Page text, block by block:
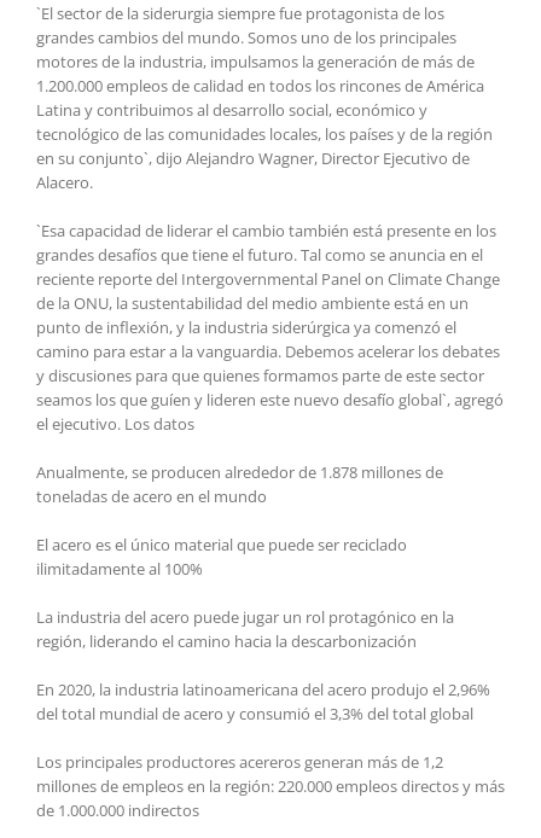
`El sector de la siderurgia siempre fue protagonista de los
grandes cambios del mundo. Somos uno de los principales
motores de la industria, impulsamos la generación de más de
1.200.000 empleos de calidad en todos los rincones de América
Latina y contribuimos al desarrollo social, económico y
tecnológico de las comunidades locales, los países y de la región
en su conjunto`, dijo Alejandro Wagner, Director Ejecutivo de
Alacero.
`Esa capacidad de liderar el cambio también está presente en los
grandes desafíos que tiene el futuro. Tal como se anuncia en el
reciente reporte del Intergovernmental Panel on Climate Change
de la ONU, la sustentabilidad del medio ambiente está en un
punto de inflexión, y la industria siderúrgica ya comenzó el
camino para estar a la vanguardia. Debemos acelerar los debates
y discusiones para que quienes formamos parte de este sector
seamos los que guíen y lideren este nuevo desafío global`, agregó
el ejecutivo. Los datos
Anualmente, se producen alrededor de 1.878 millones de
toneladas de acero en el mundo
El acero es el único material que puede ser reciclado
ilimitadamente al 100%
La industria del acero puede jugar un rol protagónico en la
región, liderando el camino hacia la descarbonización
En 2020, la industria latinoamericana del acero produjo el 2,96%
del total mundial de acero y consumió el 3,3% del total global
Los principales productores acereros generan más de 1,2
millones de empleos en la región: 220.000 empleos directos y más
de 1.000.000 indirectos